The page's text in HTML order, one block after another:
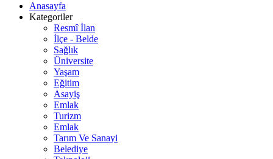
Anasayfa
Kategoriler
Resmî İlan
İlçe - Belde
Sağlık
Üniversite
Yaşam
Eğitim
Asayiş
Emlak
Turizm
Emlak
Tarım Ve Sanayi
Belediye